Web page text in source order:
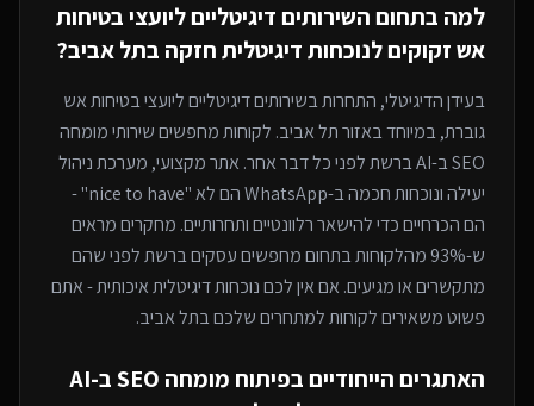
למה בתחום השירותים דיגיטליים ליועצי בטיחות
אשזקוקים לנוכחות דיגיטלית חזקה בתל אביב?
בעידן הדיגיטלי, התחרות בשירותים דיגיטליים ליועצי בטיחות אש
גוברת, במיוחדבאזור תל אביב. לקוחות מחפשים שירותימומחה
SEO ב-AI
ברשת לפני כל דבר אחר. אתר מקצועי, מערכת ניהול
יעילה ונוכחות חכמה ב-WhatsApp הם לא "nice to have" -
הם הכרחיים כדי להישאר רלוונטיים ותחרותיים. מחקרים מראים
ש-93% מהלקוחות בתחום מחפשים עסקים ברשת לפני שהם
מתקשרים או מגיעים. אם אין לכם נוכחות דיגיטלית איכותית - אתם
פשוט משאירים לקוחות למתחריםשלכם בתל אביב.
האתגרים הייחודיים בפיתוח מומחה SEO ב-AI